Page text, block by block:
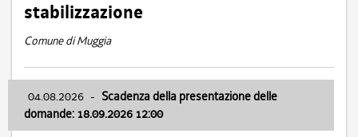
stabilizzazione
Comune di Muggia
04.08.2026 - Scadenza della presentazione delle
domande: 18.09.2026 12:00